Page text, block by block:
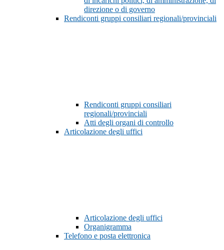
direzione o di governo
Rendiconti gruppi consiliari regionali/provinciali
Rendiconti gruppi consiliari
regionali/provinciali
Atti degli organi di controllo
Articolazione degli uffici
Articolazione degli uffici
Organigramma
Telefono e posta elettronica